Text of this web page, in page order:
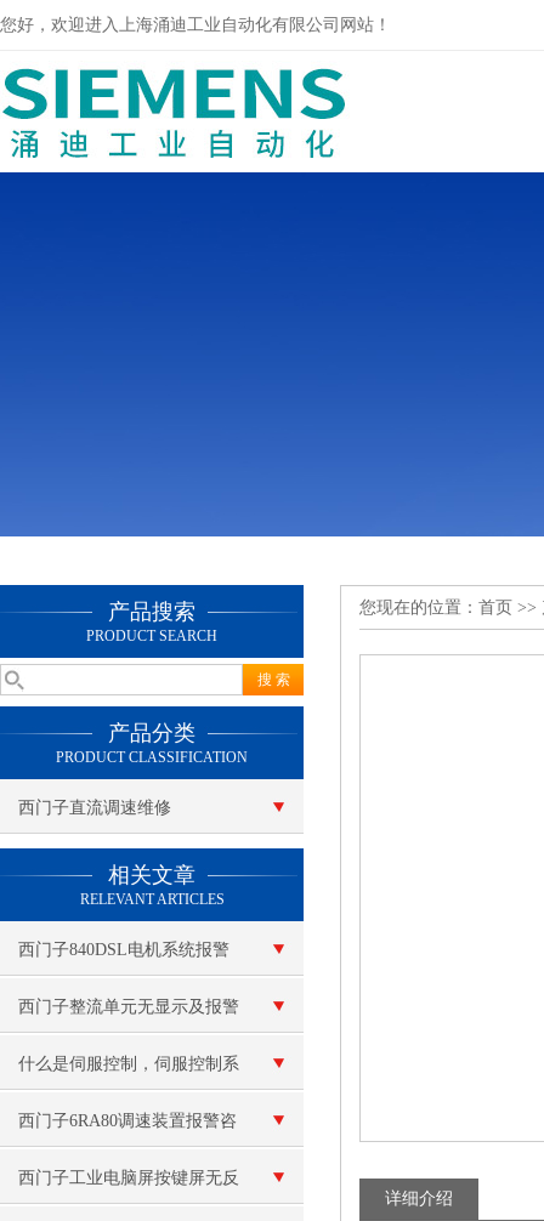
您好，欢迎进入上海涌迪工业自动化有限公司网站！
产品搜索
PRODUCT SEARCH
产品分类
PRODUCT CLASSIFICATION
西门子直流调速维修
相关文章
RELEVANT ARTICLES
西门子840DSL电机系统报警
维修
西门子整流单元无显示及报警
复位不了修理
什么是伺服控制，伺服控制系
统的控制方式有哪些？
西门子6RA80调速装置报警咨
询
西门子工业电脑屏按键屏无反
您现在的位置： 首页 >>
详细介绍